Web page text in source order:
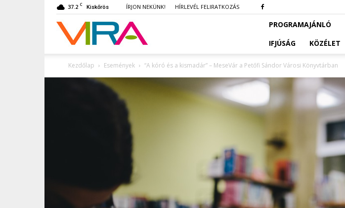
37.2 C Kiskőrös ÍRJON NEKÜNK! HÍRLEVÉL FELIRATKOZÁS
VIRA PROGRAMAJÁNLÓ
IFJÚSÁG
KÖZÉLET
Kezdőlap Események “A kóró és a kismadár” – MeseVár a Petőfi Sándor Városi Könyvtárban